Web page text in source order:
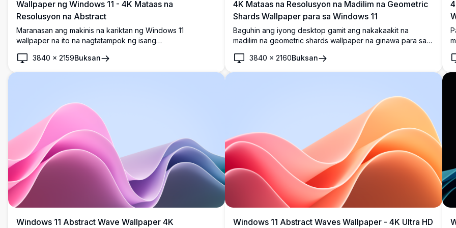
Wallpaper ng Windows 11 - 4K Mataas na
Resolusyon na Abstract
Maranasan ang makinis na kariktan ng Windows 11
wallpaper na ito na nagtatampok ng isang
na resolusyon na 4K na larawang ito ay nagdadagdag ng
moderno, sopistikadong ugnayan sa iyong desktop,
3840 × 2159Buksan
4K Mataas na Resolusyon na Madilim na Geometric
Shards Wallpaper para sa Windows 11
Baguhin ang iyong desktop gamit ang nakakaakit na
madilim na geometric shards wallpaper na ginawa para sa
ang kahanga-hangang mga bughaw na shard na nakatakda
laban sa isang malalim na bughaw na gradient na backdrop.
perpekto para sa mga propesyonal at mga mahilig sa
disenyo na pinahahalagahan ang isang sopistikadong
3840 ×2160Buksan
Windows 11 Abstract Wave Wallpaper 4K
Windows 11 Abstract Waves Wallpaper - 4K Ultra HD